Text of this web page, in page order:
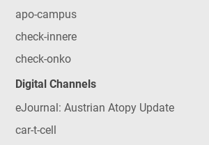
apo-campus
check-innere
check-onko
Digital Channels
eJournal: Austrian Atopy Update
car-t-cell